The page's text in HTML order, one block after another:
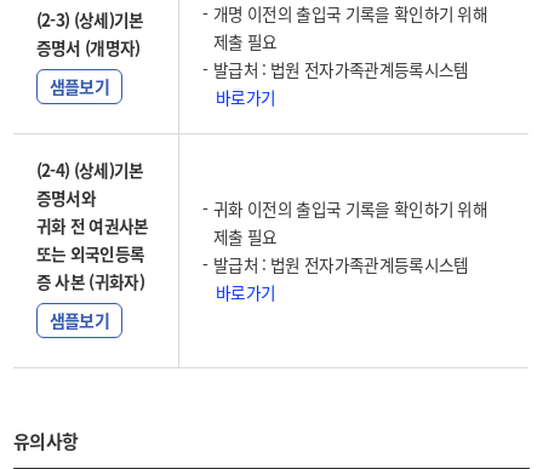
(2-3) (상세)기본
증명서 (개명자)
샘플보기
개명 이전의 출입국 기록을 확인하기 위해
제출 필요
발급처 : 법원 전자가족관계등록시스템
바로가기
(2-4) (상세)기본
증명서와
귀화 전 여권사본
또는 외국인등록
증 사본 (귀화자)
샘플보기
귀화 이전의 출입국 기록을 확인하기 위해
제출 필요
발급처 : 법원 전자가족관계등록시스템
바로가기
유의사항